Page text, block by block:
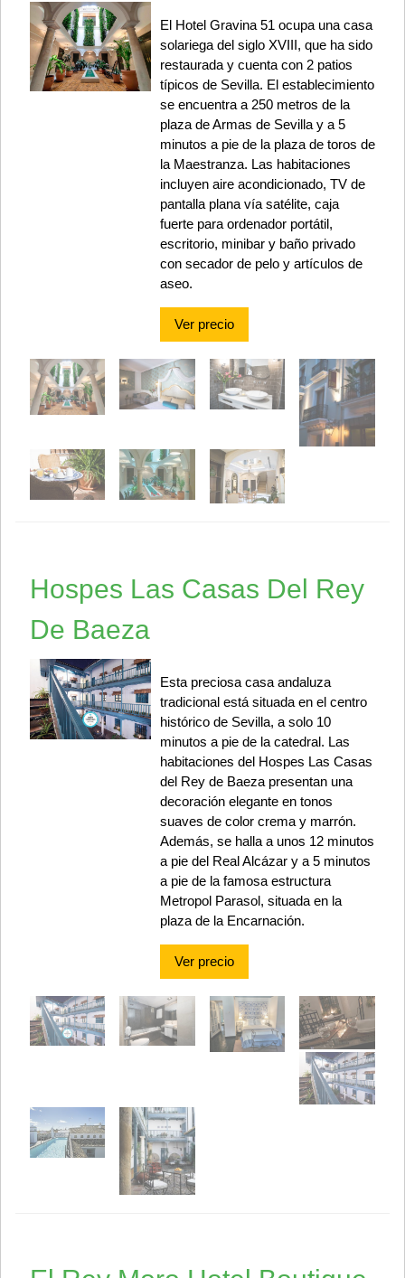
El Hotel Gravina 51 ocupa una casa
solariega del siglo XVIII, que ha sido
restaurada y cuenta con 2 patios
típicos de Sevilla. El establecimiento
se encuentra a 250 metros de la
plaza de Armas de Sevilla y a 5
minutos a pie de la plaza de toros de
la Maestranza. Las habitaciones
incluyen aire acondicionado, TV de
pantalla plana vía satélite, caja
fuerte para ordenador portátil,
escritorio, minibar y baño privado
con secador de pelo y artículos de
aseo.
Ver precio
Hospes Las Casas Del Rey
De Baeza
Esta preciosa casa andaluza
tradicional está situada en el centro
histórico de Sevilla, a solo 10
minutos a pie de la catedral. Las
habitaciones del Hospes Las Casas
del Rey de Baeza presentan una
decoración elegante en tonos
suaves de color crema y marrón.
Además, se halla a unos 12 minutos
a pie del Real Alcázar y a 5 minutos
a pie de la famosa estructura
Metropol Parasol, situada en la
plaza de la Encarnación.
Ver precio